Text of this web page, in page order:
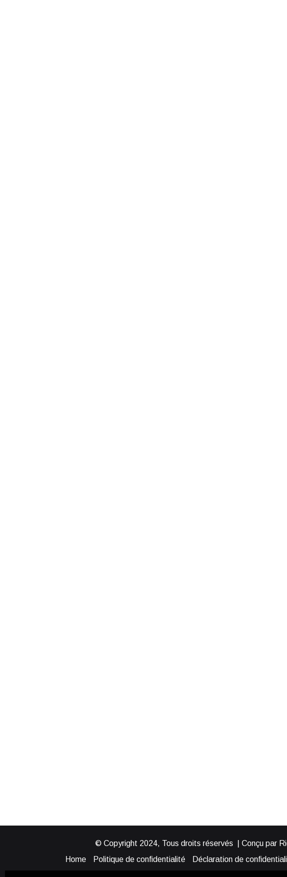
© Copyright 2024, Tous droits réservés | Conçu par
Home
Politique de confidentialité Déclaration de